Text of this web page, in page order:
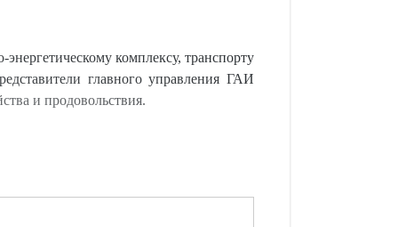
комплексу, транспорту
главного управления ГАИ
и продовольствия.